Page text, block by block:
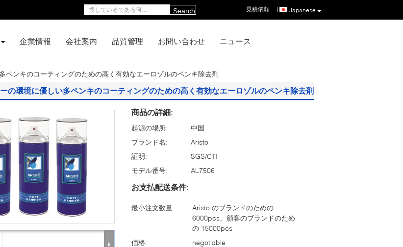
Japanese
見積依頼 |
Search
企業情報 会社案内 品質管理 お問い合わせ ニュース
ペンキのコーティングのための高く有効なエーロゾルのペンキ除去剤
の環境に優しい多ペンキのコーティングのための高く有効なエーロゾルのペンキ除去剤
商品の詳細:
起源の場所:
中国
ブランド名:
Aristo
証明:
SGS/CTI
モデル番号:
AL7506
お支払配送条件:
最小注文数量:
Aristo のブランドのための
6000pcs、顧客のブランドのため
の 15000pcs
価格:
negotiable